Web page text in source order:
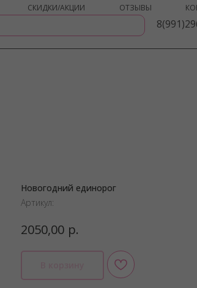
СКИДКИ/АКЦИИ ОТЗЫВЫ
shar-udachi.ruНовогодний единорог
Артикул:
2050,00 р.